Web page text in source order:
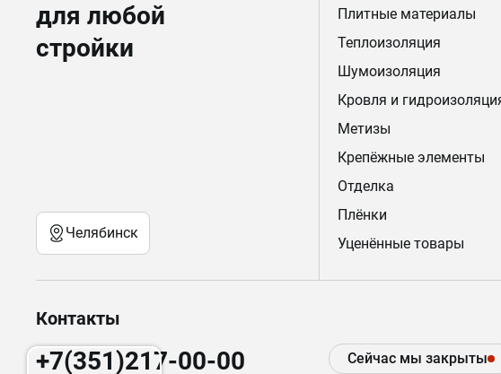
для любой
стройки
Челябинск
Плитные материалы
Теплоизоляция
Шумоизоляция
Кровля и
Метизы
Крепёжные элементы
Отделка
Плёнки
Уценённые товары
Контакты
+7(351)217-00-00 Сейчас мы закрыты